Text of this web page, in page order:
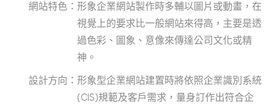
形象企業網站製作時多輔以圖片或動畫，在
視覺上的要求比一般網站來得高，主要是透
過色彩、圖象、意像來傳達公司文化或精
神。
形象型企業網站建置時將依照企業識別系統
(CIS)規範及客戶需求，量身訂作出符合企